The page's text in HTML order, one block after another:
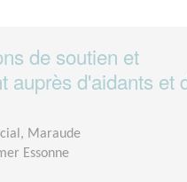
de soutien et
auprès d'aidants et
Maraude
Essonne